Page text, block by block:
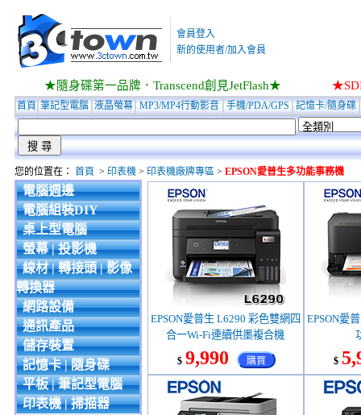
會員登入
新的使用者/加入會員
★隨身碟第一品牌．Transcend創見JetFlash★
首頁 筆記型電腦 液晶螢幕 MP3/MP4行動影音 手機/PDA/GPS 記憶卡/隨身碟
您的位置在： 首頁 > 印表機> 印表機廠牌專區> EPSON愛普生多功能事務機
電腦週邊
電腦組裝DIY
桌上型電腦
螢幕 | 投影機
線材 | 轉接頭 | 影像
轉換器
網路設備
通訊產品
儲存裝置
記憶卡 | 隨身碟
平板 | 筆記型電腦
印表機 | 掃描器
EPSON愛普生 L6290 彩色雙網四
合一Wi-Fi連續供墨複合機
$ 9,990 購買
EPSON愛
$